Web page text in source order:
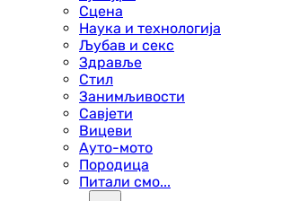
Сцена
Наука и технологија
Љубав и секс
Здравље
Стил
Занимљивости
Савјети
Вицеви
Ауто-мото
Породица
Питали смо...